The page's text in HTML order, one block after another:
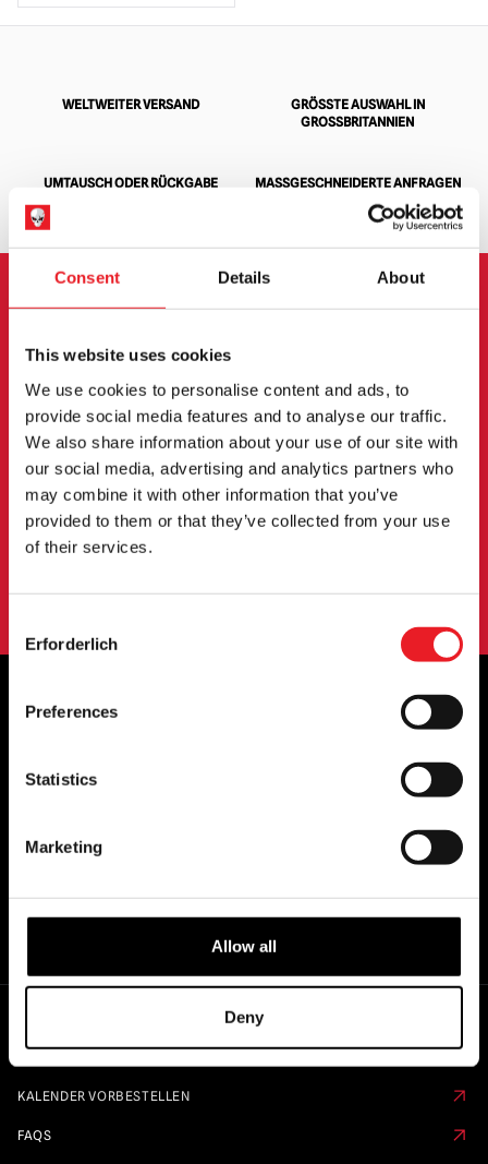
Consent Details About
This website uses cookies
We use cookies to personalise content and ads, to
provide social media features and to analyse our traffic.
We also share information about your use of our site with
our social media, advertising and analytics partners who
may combine it with other information that you’ve
provided to them or that they’ve collected from your use
of their services.
Selection
Erforderlich
Preferences
Statistics
Marketing
Allow all
Deny
WELTWEITER VERSAND
GRÖSSTE AUSWAHL IN G
ROSSBRITANNIEN
UMTAUSCH ODER RÜCKGABE MASSGESCHNEIDERTE ANFRAGEN
NEWSLETTER
Melden Sie sich an, um über neue Produkte,
Veranstaltungen und mehr informiert zu werden.
ANMELDUNG
unseremDatenschutzbestimmungen.
Schnelle Links
KALENDER VORBESTELLEN
FAQS